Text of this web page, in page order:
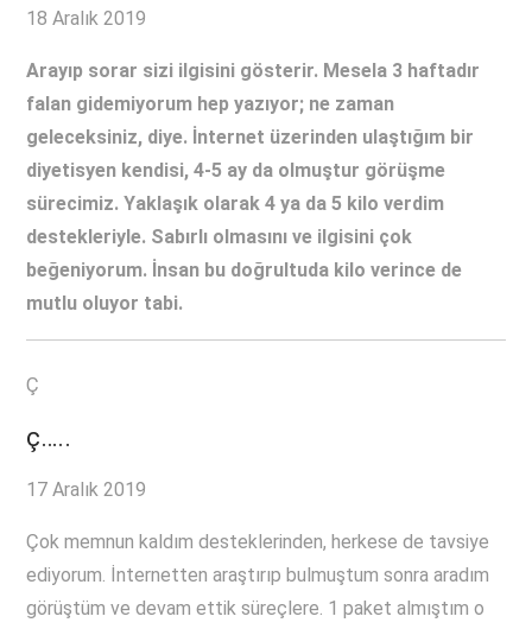
18 Aralık 2019
Arayıp sorar sizi ilgisini gösterir. Mesela 3 haftadır
falan gidemiyorum hep yazıyor; ne zaman
geleceksiniz, diye. İnternet üzerinden ulaştığım bir
diyetisyen kendisi, 4-5 ay da olmuştur görüşme
sürecimiz. Yaklaşık olarak 4 ya da 5 kilo verdim
destekleriyle. Sabırlı olmasını ve ilgisini çok
beğeniyorum. İnsan bu doğrultuda kilo verince de
mutlu oluyor tabi.
Ç
ç…..
17 Aralık 2019
Çok memnun kaldım desteklerinden, herkese de tavsiye
ediyorum. İnternetten araştırıp bulmuştum sonra aradım
görüştüm ve devam ettik süreçlere. 1 paket almıştım o